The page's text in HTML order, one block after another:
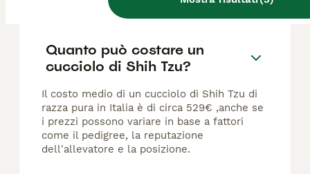
Quanto può costare un
cucciolo di Shih Tzu?
Il costo medio di un cucciolo di Shih Tzu di
razza pura in Italia è di circa 529€ ,anche se
i prezzi possono variare in base a fattori
come il pedigree, la reputazione
dell'allevatore e la posizione.